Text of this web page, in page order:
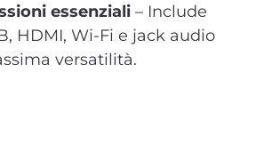
essenziali – Include
HDMI, Wi-Fi e jack audio
versatilità.